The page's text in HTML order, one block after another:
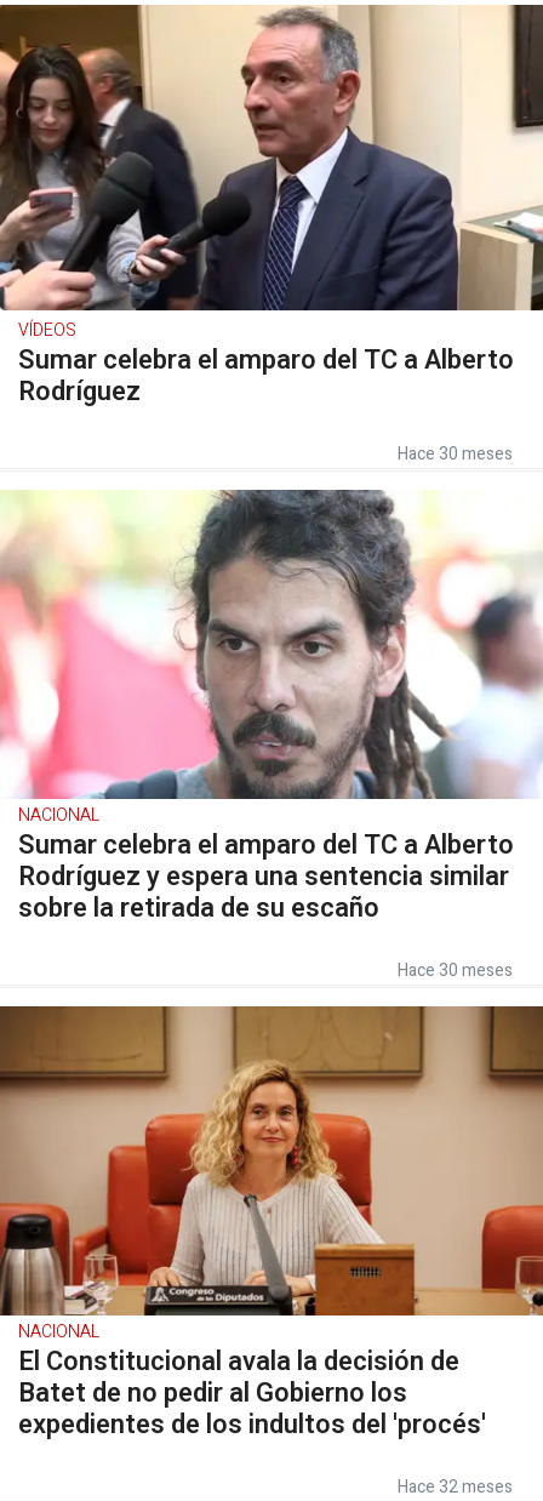
VÍDEOS
Sumar celebra el amparo del TC a Alberto
Rodríguez
Hace 30 meses
NACIONAL
Sumar celebra el amparo del TC a Alberto
Rodríguez y espera una sentencia similar
sobre la retirada de su escaño
Hace 30 meses
NACIONAL
El Constitucional avala la decisión de
Batet de no pedir al Gobierno los
expedientes de los indultos del 'procés'
Hace 32 meses